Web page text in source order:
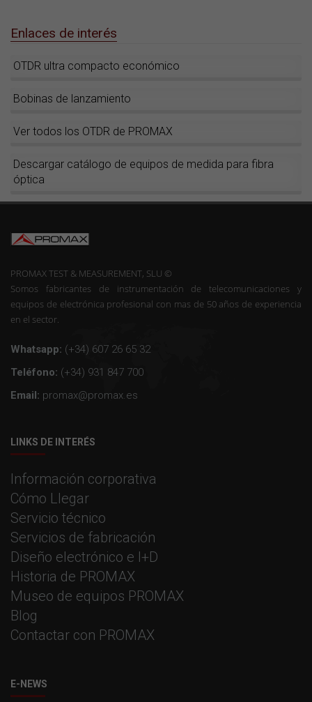
Enlaces de interés
OTDR ultra compacto económico
Bobinas de lanzamiento
Ver todos los OTDR de PROMAX
Descargar catálogo de equipos de medida para fibra
óptica
PROMAX TEST & MEASUREMENT, SLU ©
Somos fabricantes de instrumentación de telecomunicaciones y
equipos de electrónica profesional con mas de 50 años de experiencia
en el sector.
Whatsapp: (+34) 607 26 65 32
Teléfono: (+34) 931 847 700
Email: promax@promax.es
LINKS DE INTERÉS
Información corporativa
Cómo Llegar
Servicio técnico
Servicios de fabricación
Diseño electrónico e I+D
Historia de PROMAX
Museo de equipos PROMAX
Blog
Contactar con PROMAX
E-NEWS